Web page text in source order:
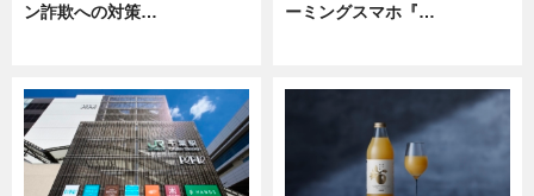
ン詐欺への対策…
ーミングスマホ『…